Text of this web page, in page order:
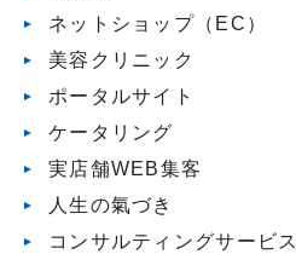
ネットショップ（EC）
美容クリニック
ポータルサイト
ケータリング
実店舗WEB集客
人生の氣づき
コンサルティングサービス